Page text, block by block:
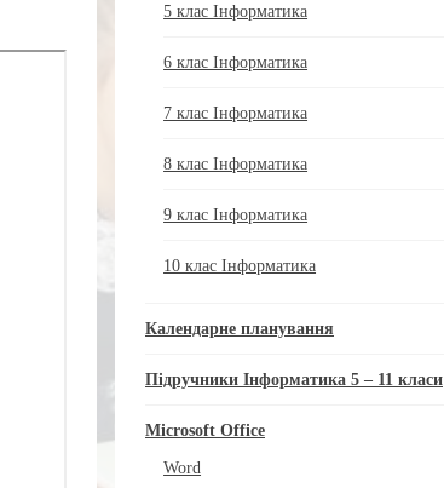
5 клас Інформатика
6 клас Інформатика
7 клас Інформатика
8 клас Інформатика
9 клас Інформатика
10 клас Інформатика
Календарне планування
Підручники Інформатика 5 – 11 класи
Microsoft Office
Word